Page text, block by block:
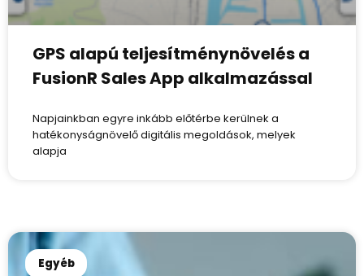
GPS alapú teljesítménynövelés a
FusionR Sales App alkalmazással
Napjainkban egyre inkább előtérbe kerülnek a
hatékonyságnövelő digitális megoldások, melyek
alapja
Egyéb